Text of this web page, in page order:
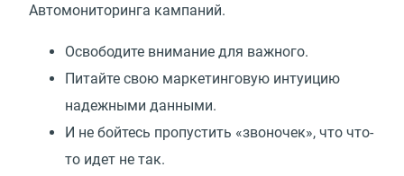
Автомониторинга кампаний.
Освободите внимание для важного.
Питайте свою маркетинговую интуицию
надежными данными.
И не бойтесь пропустить «звоночек», что что-
то идет не так.